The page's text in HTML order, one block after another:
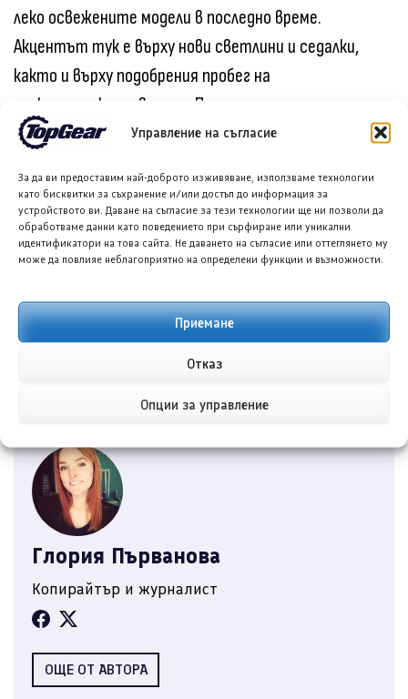
Управление на съгласие
За да ви предоставим най-доброто изживяване, използваме технологии
като бисквитки за съхранение и/или достъп до информация за
устройството ви. Даване на съгласие за тези технологии ще ни позволи да
обработваме данни като поведението при сърфиране или уникални
идентификатори на това сайта. Не даването на съгласие или оттеглянето му
може да повлияе неблагоприятно на определени функции и възможности.
Приемане
Отказ
Опции за управление
леко освежените модели в последно време.
Акцентът тук е върху нови светлини и седалки,
както и върху подобрения пробег на
електрическата версия. Промените са минимални,
но допринасят за освежаването на модела.
Последвайте ни в Google News
Споделете в социалните мрежи:
Глория Първанова
Копирайтър и журналист
ОЩЕ ОТ АВТОРА